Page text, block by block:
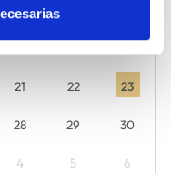
7
21 22 23
28 29 30
4 5 6